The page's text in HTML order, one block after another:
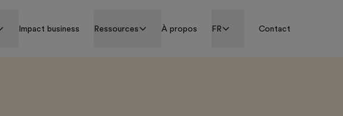
Impact business Ressources À propos FR Contact